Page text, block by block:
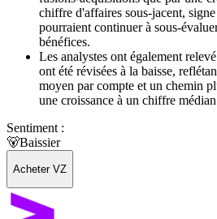
chiffre d'affaires sous-jacent,
pourraient continuer à sous-
bénéfices.
Les analystes ont également
ont été révisées à la baisse,
moyen par compte et un chemin
une croissance à un chiffre médian
Sentiment :
🐻Baissier
Acheter VZ